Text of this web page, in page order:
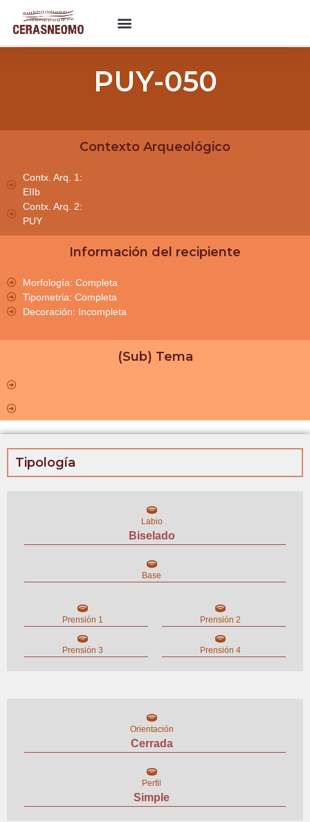
PUY-050
Contexto Arqueológico
Contx. Arq. 1:
EIIb
Contx. Arq. 2:
PUY
Información del recipiente
Morfología: Completa
Tipometria: Completa
Decoración: Incompleta
(Sub) Tema
Tipología
Labio
Biselado
Base
Prensión 1 Prensión 2
Prensión 3 Prensión 4
Orientación
Cerrada
Perfil
Simple